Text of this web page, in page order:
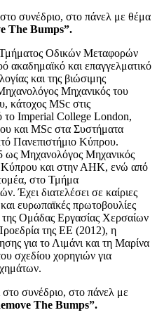
συνέδριο, στο πάνελ με θέμα
The Bumps”.
Τμήματος Οδικών Μεταφορών
ακαδημαϊκό και επαγγελματικό
και της βιώσιμης
Μηχανικός του
κάτοχος MSc στις
το Imperial College London,
και MSc στα Συστήματα
Πανεπιστήμιο Κύπρου.
ως Μηχανολόγος Μηχανικός
Κύπρου και στην ΑΗΚ, ενώ από
στο Τμήμα
Έχει διατελέσει σε καίριες
ευρωπαϊκές πρωτοβουλίες
Ομάδας Εργασίας Χερσαίων
της ΕΕ (2012), η
για το Λιμάνι και τη Μαρίνα
σχεδίου χορηγιών για
συνέδριο, στο πάνελ με
The Bumps”.